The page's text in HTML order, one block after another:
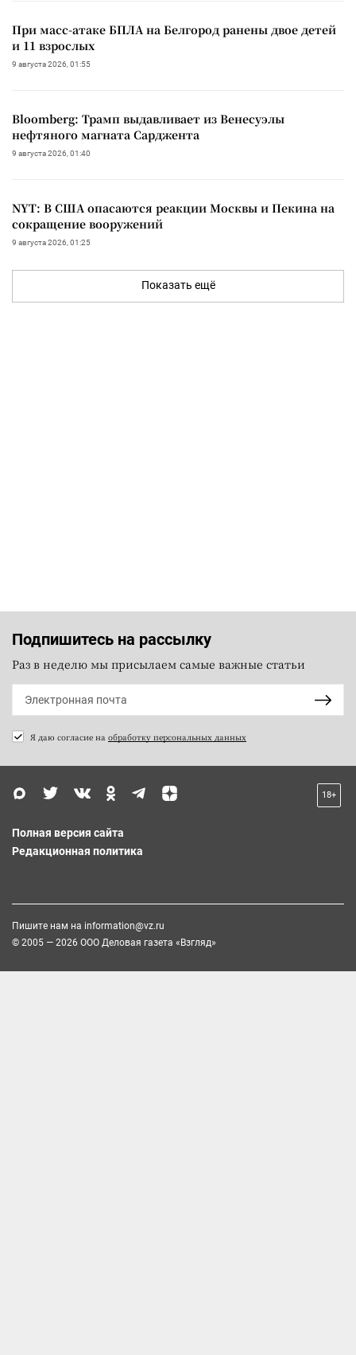
При масс-атаке БПЛА на Белгород ранены двое детей
и 11 взрослых
9 августа 2026, 01:55
Bloomberg: Трамп выдавливает из Венесуэлы
нефтяного магната Сарджента
9 августа 2026, 01:40
NYT: В США опасаются реакции Москвы и Пекина на
сокращение вооружений
9 августа 2026, 01:25
Показать ещё
Подпишитесь на рассылку
Раз в неделю мы присылаем самые важные статьи
Я даю согласие на обработку персональных данных
18+
Полная версия сайта
Редакционная политика
Пишите нам на information@vz.ru
© 2005 — 2026 ООО Деловая газета «Взгляд»